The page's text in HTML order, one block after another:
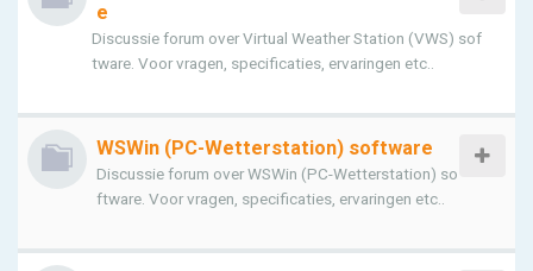
e
Discussie forum over Virtual Weather Station (VWS) sof
tware. Voor vragen, specificaties, ervaringen etc..
WSWin (PC-Wetterstation) software
Discussie forum over WSWin (PC-Wetterstation) so
ftware. Voor vragen, specificaties, ervaringen etc..